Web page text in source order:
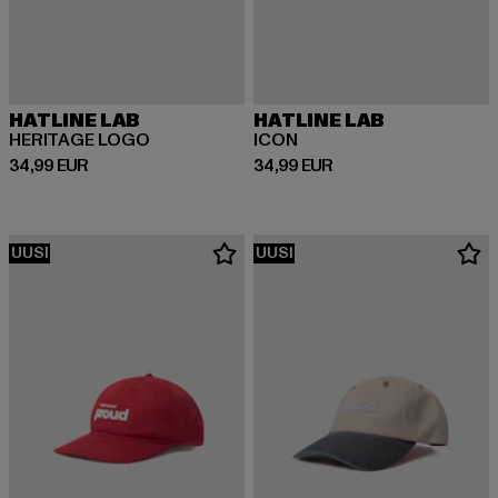
HATLINE LAB
HERITAGE LOGO
34,99 EUR
Ajankohtainen hinta: 34,99 EUR
HATLINE LAB
ICON
34,99 EUR
Ajankohtainen hinta: 34,99 EUR
UUSI UUSI